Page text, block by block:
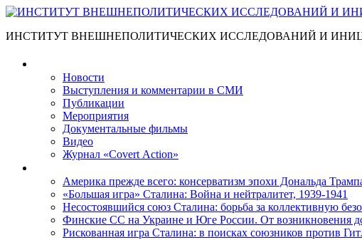
ИНСТИТУТ ВНЕШНЕПОЛИТИЧЕСКИХ ИССЛЕДОВАНИЙ И
Новости
Выступления и коммента­рии в СМИ
Публикации
Мероприятия
Документальные фильмы
Видео
Журнал «Covert Action»
Америка прежде всего: консерватизм эпохи Дональда
«Большая игра» Сталина: Война и нейтралитет, 1939-1941
Несостоявшийся союз Сталина: борьба за коллективную
Финские СС на Украине и Юге России. От возникновения
Рискованная игра Сталина: в поисках союзников против